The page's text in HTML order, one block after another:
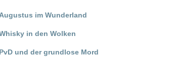
im Wunderland
in den Wolken
PvD und der grundlose Mord